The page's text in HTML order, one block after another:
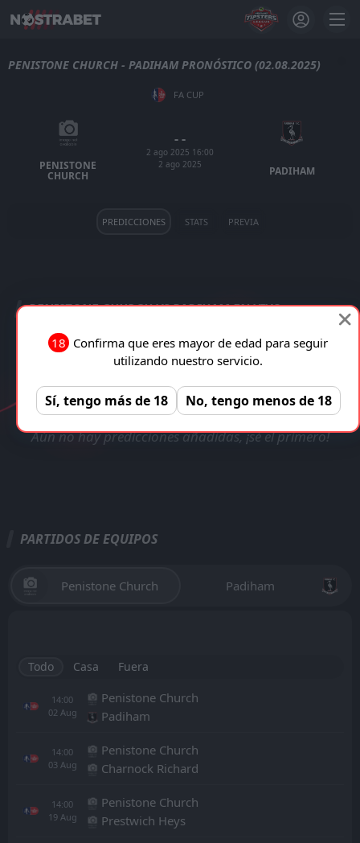
PENISTONE CHURCH - PADIHAM PRONÓSTICO (02.08.2025)
FA CUP
PENISTONE
CHURCH
- -
2 ago 2025 16:00
2 ago 2025
PADIHAM
PREDICCIONES STATS PREVIA
PENISTONE CHURCH VS PADIHAM EN VIVO
TRANSMISIÓN EN VIVO
VERIFICADA Y LEGAL!
REGISTRAR
Aún no hay predicciones añadidas, ¡sé el primero!
PARTIDOS DE EQUIPOS
Penistone Church Padiham
Todo Casa Fuera
14:00
02 Aug
Penistone Church
Padiham
14:00
03 Aug
Penistone Church
Charnock Richard
14:00
19 Aug
Penistone Church
Prestwich Heys
18 Confirma que eres mayor de edad para seguir
utilizando nuestro servicio.
Sí, tengo más de 18 No, tengo menos de 18